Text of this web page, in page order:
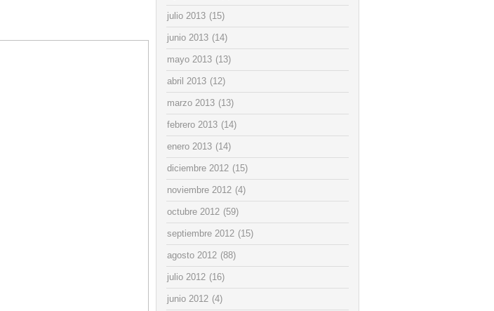
julio 2013 (15)
junio 2013 (14)
mayo 2013 (13)
abril 2013 (12)
marzo 2013 (13)
febrero 2013 (14)
enero 2013 (14)
diciembre 2012 (15)
noviembre 2012 (4)
octubre 2012 (59)
septiembre 2012 (15)
agosto 2012 (88)
julio 2012 (16)
junio 2012 (4)